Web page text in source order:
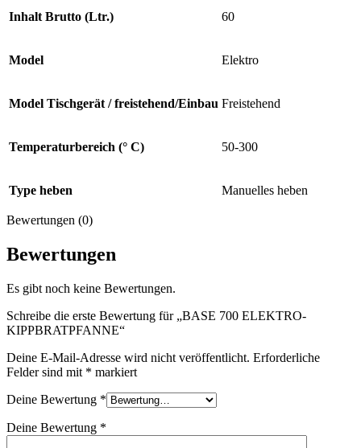
Inhalt Brutto (Ltr.) 60
Model Elektro
Model Tischgerät / freistehend/Einbau Freistehend
Temperaturbereich (° C) 50-300
Type heben Manuelles heben
Bewertungen (0)
Bewertungen
Es gibt noch keine Bewertungen.
Schreibe die erste Bewertung für „BASE 700 ELEKTRO-
KIPPBRATPFANNE“
Deine E-Mail-Adresse wird nicht veröffentlicht. Erforderliche
Felder sind mit * markiert
Deine Bewertung *
Deine Bewertung *